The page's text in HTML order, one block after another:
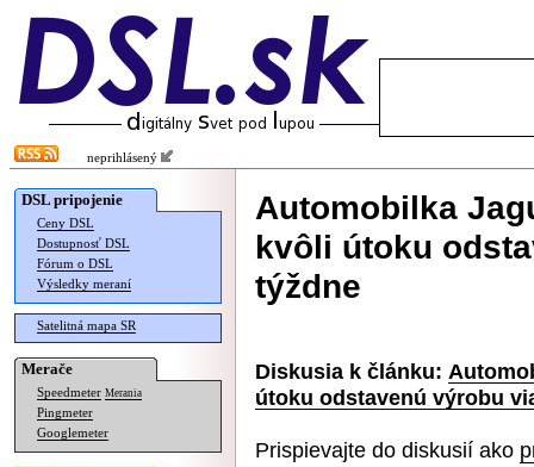
neprihlásený
DSL pripojenie
Ceny DSL
Dostupnosť DSL
Fórum o DSL
Výsledky meraní
Satelitná mapa SR
Merače
Speedmeter Merania
Pingmeter
Googlemeter
Automobilka
kvôli útoku
týždne
Diskusia k článku:
útoku odstavenú výrobu
Prispievajte do diskusií ako